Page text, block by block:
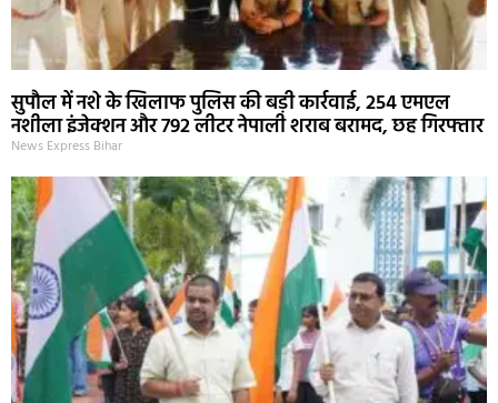
सुपौल में नशे के खिलाफ पुलिस की बड़ी कार्रवाई, 254 एमएल
नशीला इंजेक्शन और 792 लीटर नेपाली शराब बरामद, छह गिरफ्तार
News Express Bihar